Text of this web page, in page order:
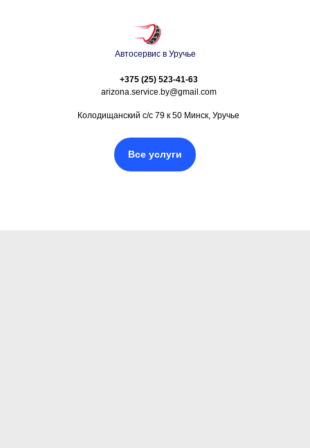
Автосервис в Уручье
+375 (25) 523-41-63
arizona.service.by@gmail.com
Колодищанский с/с 79 к 50 Минск, Уручье
Все услуги